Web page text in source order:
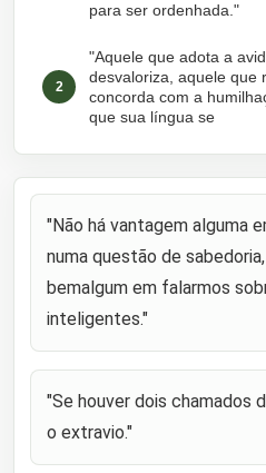
para ser ordenhada."
2
"Aquele que adota a
desvaloriza, aquele que
concorda com a
que sua língua se
3
defeito, a pobreza
estranho em sua própria
"A melhor companheira
de Deus, o
as boas maneiras são
é um claro espelho."
5
felicidade é o laço de
reconciliação é a
"Não há vantagem alguma
numa questão de
bemalgum em falarmos
inteligentes."
"Se houver dois chamados
o extravio."